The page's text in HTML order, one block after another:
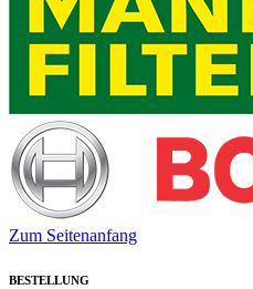
Zum Seitenanfang
BESTELLUNG